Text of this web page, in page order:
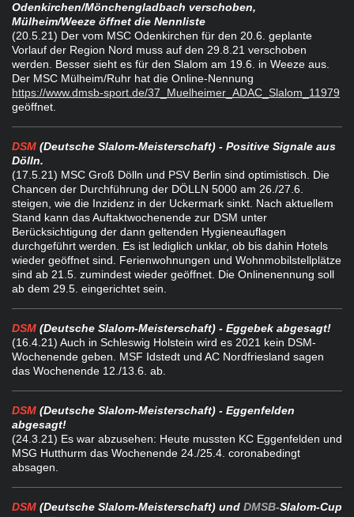
Odenkirchen/Mönchengladbach verschoben,
Mülheim/Weeze öffnet die Nennliste
(20.5.21) Der vom MSC Odenkirchen für den 20.6. geplante
Vorlauf der Region Nord muss auf den 29.8.21 verschoben
werden. Besser sieht es für den Slalom am 19.6. in Weeze aus.
Der MSC Mülheim/Ruhr hat die Online-Nennung
https://www.dmsb-sport.de/37_Muelheimer_ADAC_Slalom_11979
geöffnet.
DSM (Deutsche Slalom-Meisterschaft) - Positive Signale aus
Dölln.
(17.5.21) MSC Groß Dölln und PSV Berlin sind optimistisch. Die
Chancen der Durchführung der DÖLLN 5000 am 26./27.6.
steigen, wie die Inzidenz in der Uckermark sinkt. Nach aktuellem
Stand kann das Auftaktwochenende zur DSM unter
Berücksichtigung der dann geltenden Hygieneauflagen
durchgeführt werden. Es ist lediglich unklar, ob bis dahin Hotels
wieder geöffnet sind. Ferienwohnungen und Wohnmobilstellplätze
sind ab 21.5. zumindest wieder geöffnet. Die Onlinenennung soll
ab dem 29.5. eingerichtet sein.
DSM (Deutsche Slalom-Meisterschaft) - Eggebek abgesagt!
(16.4.21) Auch in Schleswig Holstein wird es 2021 kein DSM-
Wochenende geben. MSF Idstedt und AC Nordfriesland sagen
das Wochenende 12./13.6. ab.
DSM (Deutsche Slalom-Meisterschaft) - Eggenfelden
abgesagt!
(24.3.21) Es war abzusehen: Heute mussten KC Eggenfelden und
MSG Hutthurm das Wochenende 24./25.4. coronabedingt
absagen.
DSM (Deutsche Slalom-Meisterschaft) und DMSB-Slalom-Cup